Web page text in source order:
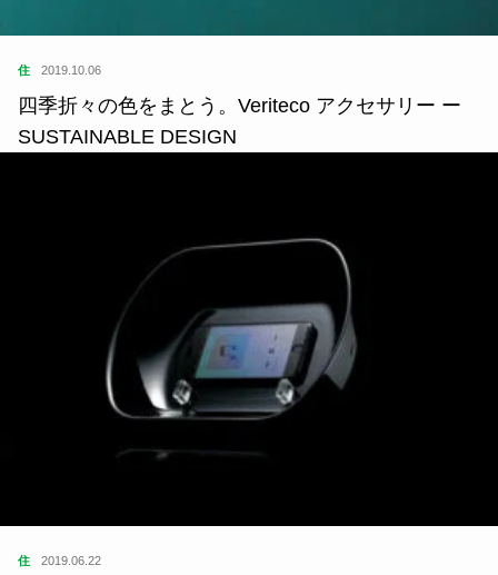
住 2019.10.06
四季折々の色をまとう。Veriteco アクセサリー ー
SUSTAINABLE DESIGN
住 2019.06.22